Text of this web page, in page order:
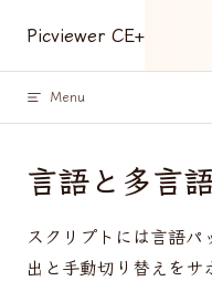
Skip to content
Picviewer CE+
Menu
言語と多言
スクリプトには言語
出と手動切り替えをサ